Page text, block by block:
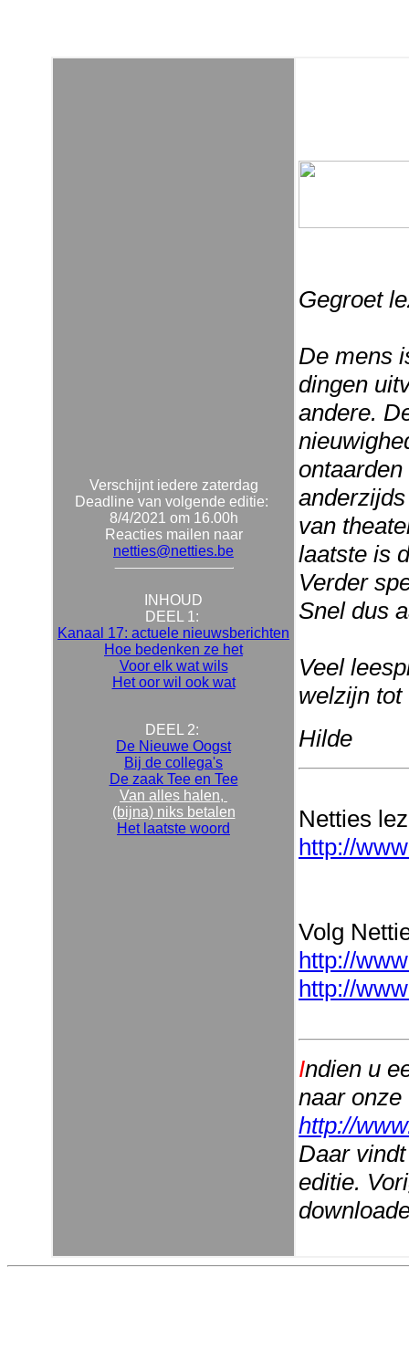
Verschijnt iedere zaterdag
Deadline van volgende editie:
8/4/2021 om 16.00h
Reacties mailen naar
netties@netties.be
INHOUD
DEEL 1:
Kanaal 17: actuele nieuwsberichten
Hoe bedenken ze het
Voor elk wat wils
Het oor wil ook wat
DEEL 2:
De Nieuwe Oogst
Bij de collega's
De zaak Tee en Tee
Van alles halen,
(bijna) niks betalen
Het laatste woord
Gegroet
De mens
dingen
andere.
van
laatste is
Verder
Snel dus
Veel
welzijn tot
Hilde
Netties
http://
Volg
http://
http://
Indien u
naar
http://
Daar
editie.